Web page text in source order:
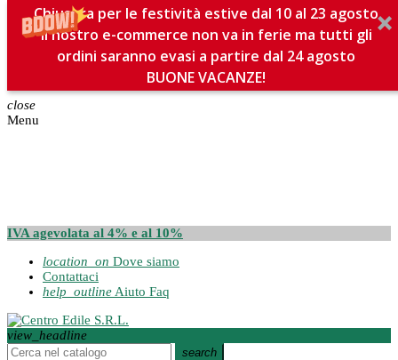
Chiusura per le festività estive dal 10 al 23 agosto
Il nostro e-commerce non va in ferie ma tutti gli
ordini saranno evasi a partire dal 24 agosto
BUONE VACANZE!
close
Menu
IVA agevolata al 4% e al 10%
location_on Dove siamo
Contattaci
help_outline Aiuto Faq
view_headline
search